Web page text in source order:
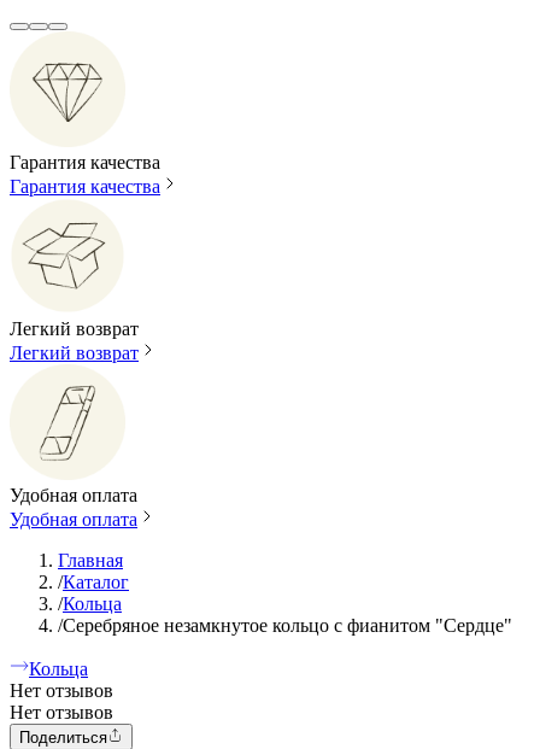
Гарантия качества
Гарантия качества
Легкий возврат
Легкий возврат
Удобная оплата
Удобная оплата
Главная
/Каталог
/Кольца
/Серебряное незамкнутое кольцо с фианитом "Сердце"
Кольца
Нет отзывов
Нет отзывов
Поделиться